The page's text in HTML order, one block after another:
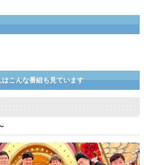
こんな番組も見ています